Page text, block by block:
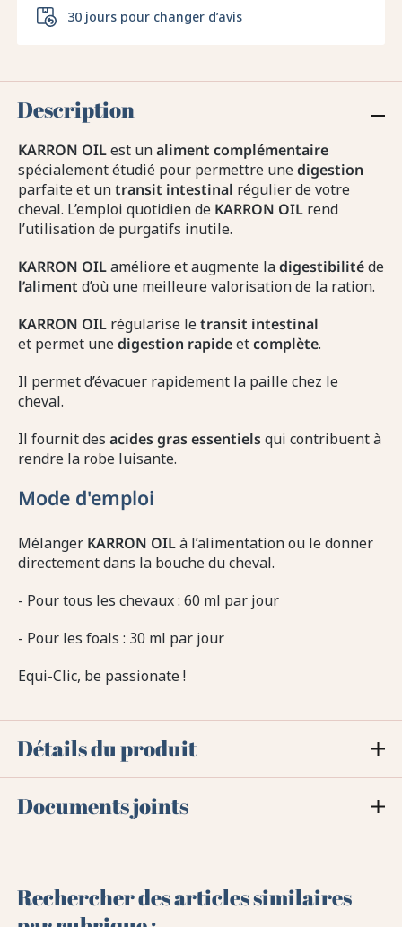
30 jours pour changer d’avis
Description
KARRON OILest unaliment complémentaire
spécialement étudié pour permettre unedigestion
parfaite et untransit intestinal régulier de votre
cheval. L’emploi quotidien de KARRON OIL rend
l’utilisation de purgatifs inutile.
KARRON OILaméliore et augmente ladigestibilitéde
l’aliment d’où une meilleure valorisation de la ration.
KARRON OIL régularise letransit intestinal
et permet unedigestion rapideetcomplète.
Il permet d’évacuer rapidement la paille chez le
cheval.
Il fournit des acides gras essentielsqui contribuent à
rendre la robe luisante.
Mode d'emploi
Mélanger KARRON OILà l’alimentation ou le donner
directement dans la bouche du cheval.
- Pour tous les chevaux : 60 ml par jour
- Pour les foals : 30 ml par jour
Equi-Clic, be passionate !
Détails du produit
Documents joints
Rechercher des articles similaires